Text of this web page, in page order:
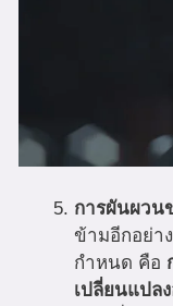
การผันผวน
ข้ามอีกอย่า
กำหนด คือ
เปลี่ยนแปล